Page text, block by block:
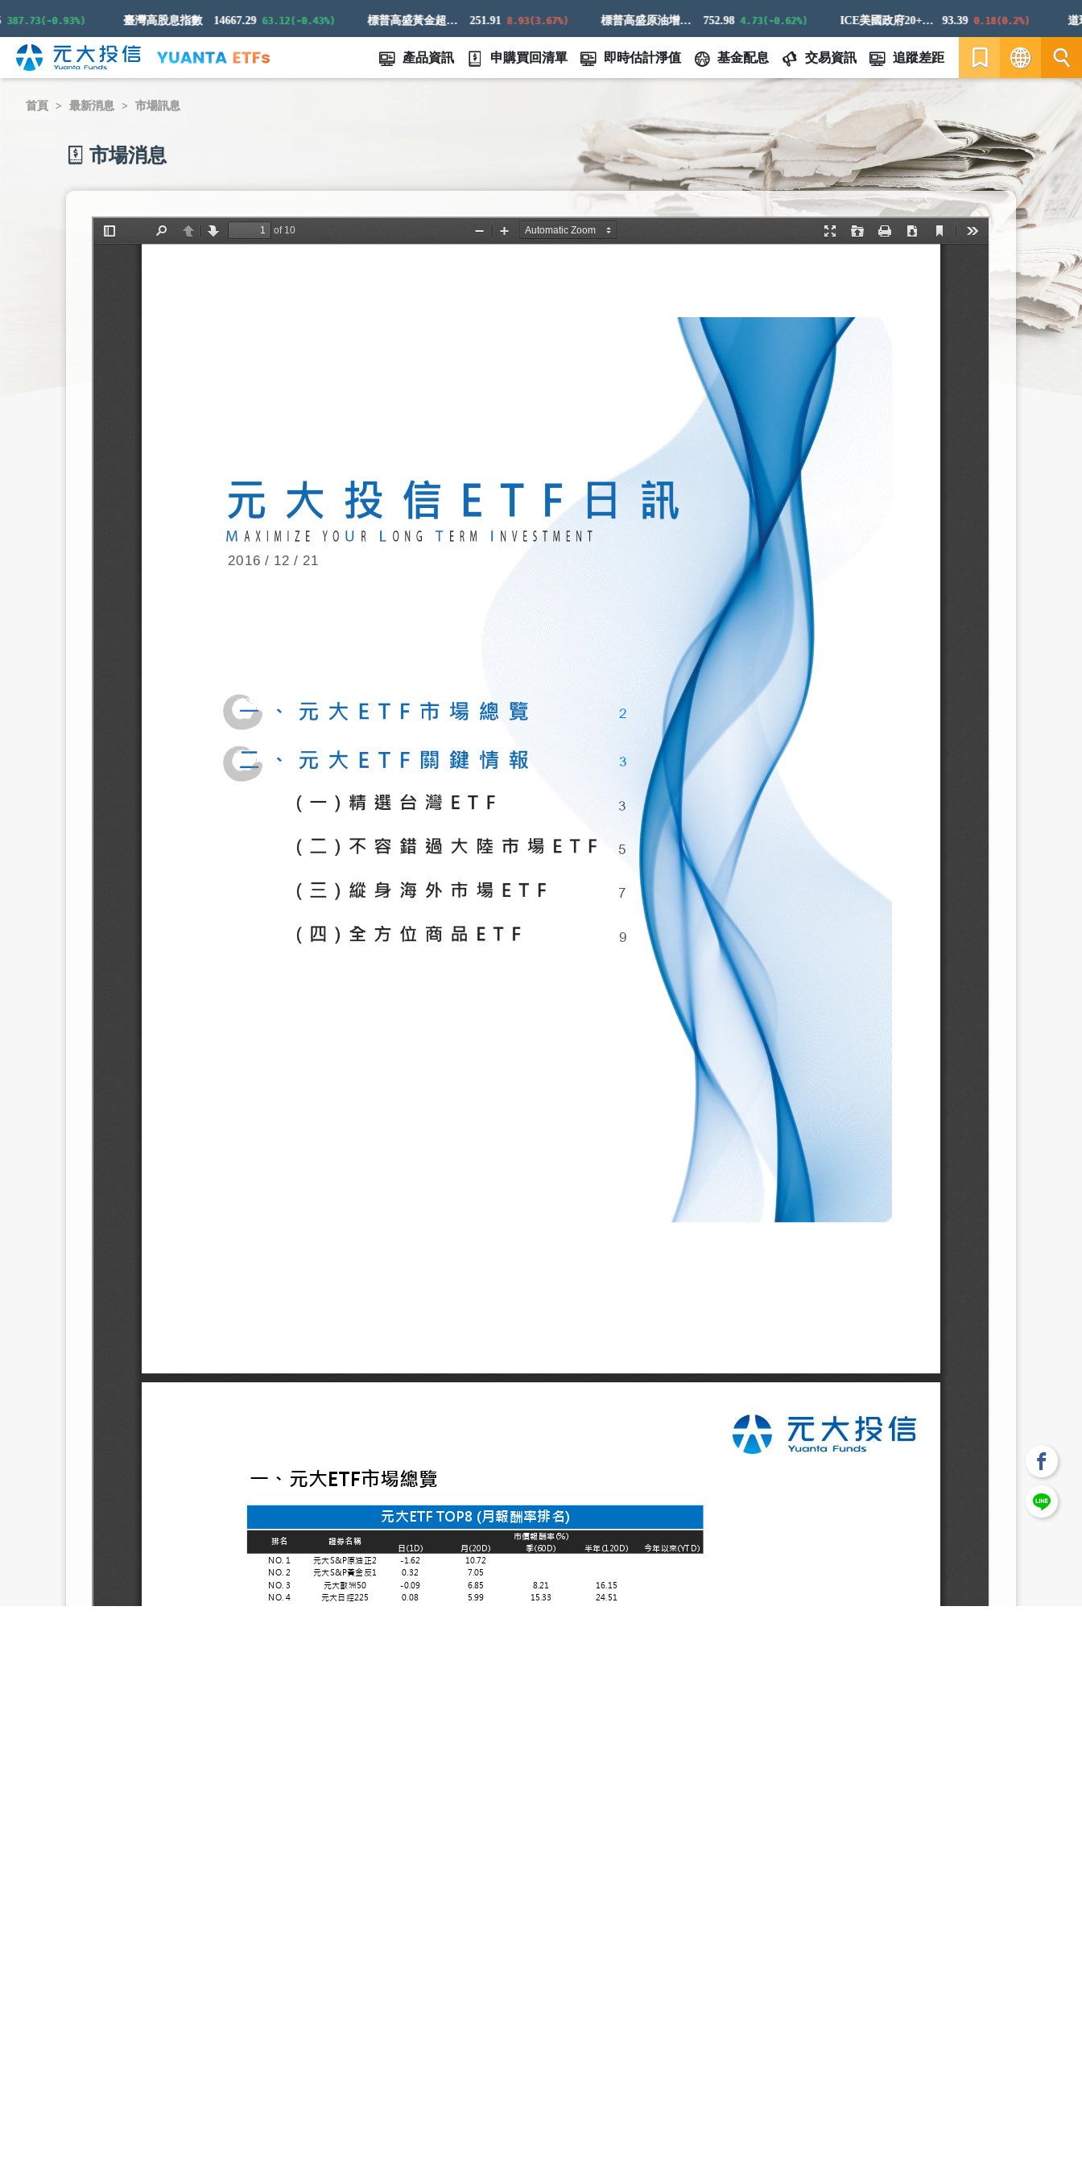
0.93%) 臺灣高股息指數 14667.29 63.12(-0.43%) 標普高盛黃金超額回報指數 251.91 8.93(3.67%) 標普高盛原油增強超額回報指數 752.98 4.73(-0.62%) ICE美國政府20+年期債券指數 93.39 0.18(0.2%) 道瓊
產品資訊 申購買回清單 即時估計淨值 基金配息 交易資訊 追蹤差距
EN
首頁 最新消息 市場訊息
市場消息